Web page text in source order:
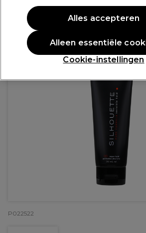
PROMOTIE
P022522
Cookie-instellingen
Alleen essentiële
Alles accepteren